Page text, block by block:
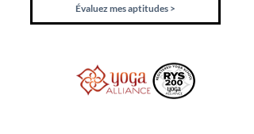
Évaluez mes aptitudes >